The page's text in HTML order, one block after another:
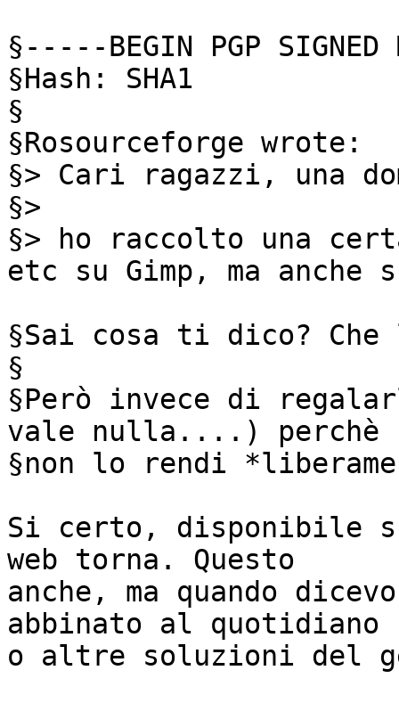
§-----BEGIN PGP SIGNED
§Hash: SHA1
§
§Rosourceforge wrote:
§> Cari ragazzi, una
§>
§> ho raccolto una
etc su Gimp, ma anche
§Sai cosa ti dico?
§
§Però invece di
vale nulla....) perchè
§non lo rendi
Si certo, disponibile
web torna. Questo
anche, ma quando
abbinato al quotidiano
o altre soluzioni del